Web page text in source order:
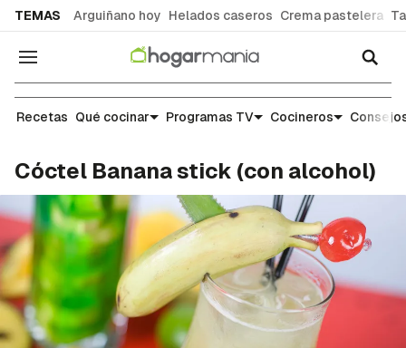
TEMAS Arguiñano hoy Helados caseros Crema pastelera
Navegación
Recetas
Recetas Qué cocinar Programas TV Cocineros
Cóctel Banana stick (con alcohol)